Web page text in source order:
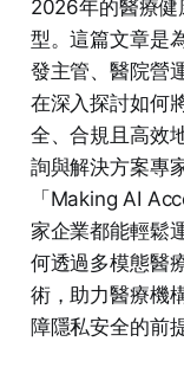
2026年的醫療健
型。這篇文章是
發主管、醫院營
在深入探討如何
全、合規且高效
詢與解決方案專
「Making AI
家企業都能輕鬆
何透過多模態醫
術，助力醫療機
障隱私安全的前